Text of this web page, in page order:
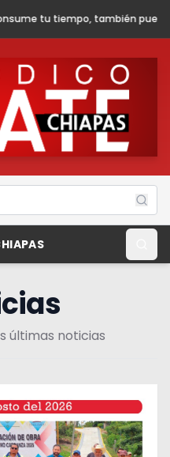
puede poner en riesgo tu
últimas noticias